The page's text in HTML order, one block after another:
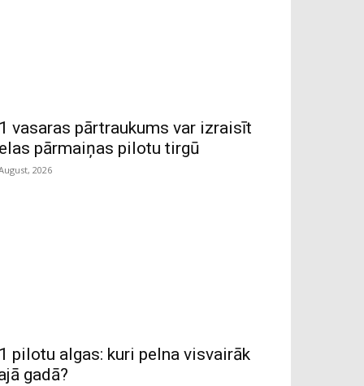
vasaras pārtraukums var izraisīt
pārmaiņas pilotu tirgū
2026
pilotu algas: kuri pelna visvairāk
gadā?